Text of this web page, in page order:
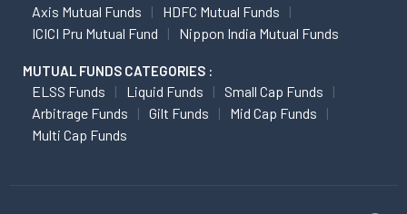
Axis Mutual Funds
HDFC Mutual Funds
ICICI Pru Mutual Fund
Nippon India Mutual Funds
MUTUAL FUNDS CATEGORIES :
ELSS Funds Liquid Funds
Small Cap Funds
Arbitrage Funds
Gilt Funds
Mid Cap Funds
Multi Cap Funds